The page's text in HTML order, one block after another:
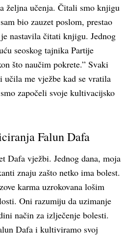
željna učenja. Čitali smo knjigu
bio zauzet poslom, prestao
nastavila čitati knjigu. Jednog
seoskog tajnika Partije
što naučim pokrete.” Svaki
učila me vježbe kad se vratila
započeli svoje kultivacijsko
Falun Dafa
Dafa vježbi. Jednog dana, moja
znaju zašto netko ima bolest.
karma uzrokovana lošim
Oni razumiju da uzimanje
način za izlječenje bolesti.
Dafa i kultiviramo svoj